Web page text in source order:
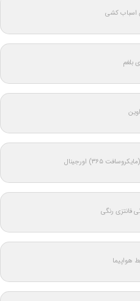
اسباب کشی
بلغم
فانتزی رنگی
هواپیما